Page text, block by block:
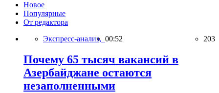
Новое
Популярные
От редактора
Экспресс-анализ, 00:52 203
Почему 65 тысяч вакансий в
Азербайджане остаются
незаполненными